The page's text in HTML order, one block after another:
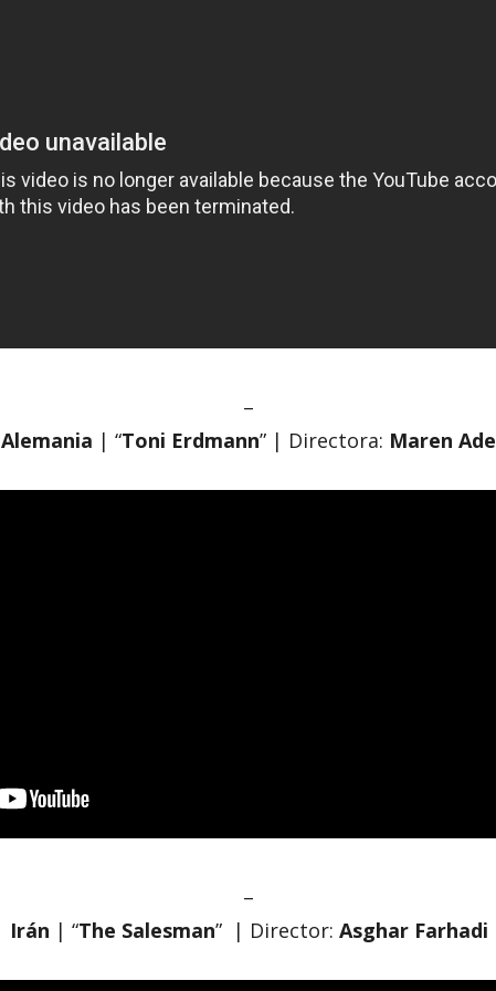
–
Alemania | “Toni Erdmann” | Directora: Maren Ade
–
Irán | “The Salesman” | Director: Asghar Farhadi